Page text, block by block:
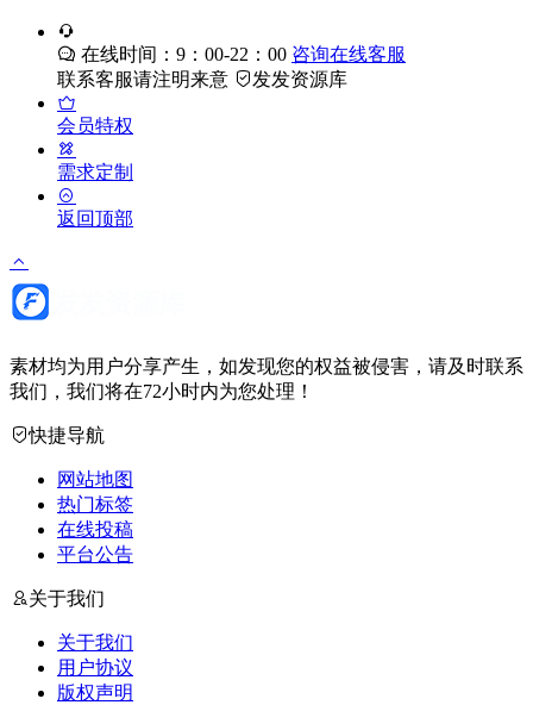
在线时间：9：00-22：00 咨询在线客服
联系客服请注明来意
发发资源库
会员特权
需求定制
返回顶部
素材均为用户分享产生，如发现您的权益被侵害，请及时联系
我们，我们将在72小时内为您处理！
快捷导航
网站地图
热门标签
在线投稿
平台公告
关于我们
关于我们
用户协议
版权声明